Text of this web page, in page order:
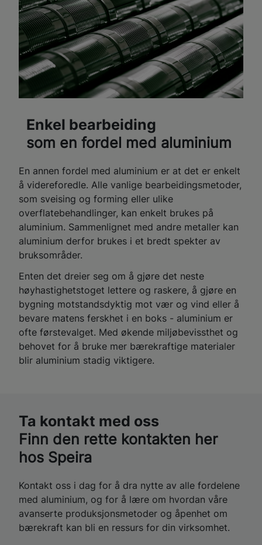
Enkel bearbeiding
som en fordel med aluminium
En annen fordel med aluminium er at det er enkelt
å videreforedle. Alle vanlige bearbeidingsmetoder,
som sveising og forming eller ulike
overflatebehandlinger, kan enkelt brukes på
aluminium. Sammenlignet med andre metaller kan
aluminium derfor brukes i et bredt spekter av
bruksområder.
Enten det dreier seg om å gjøre det neste
høyhastighetstoget lettere og raskere, å gjøre en
bygning motstandsdyktig mot vær og vind eller å
bevare matens ferskhet i en boks - aluminium er
ofte førstevalget. Med økende miljøbevissthet og
behovet for å bruke mer bærekraftige materialer
blir aluminium stadig viktigere.
Ta kontakt med oss
Finn den rette kontakten her
hos Speira
Kontakt oss i dag for å dra nytte av alle fordelene
med aluminium, og for å lære om hvordan våre
avanserte produksjonsmetoder og åpenhet om
bærekraft kan bli en ressurs for din virksomhet.